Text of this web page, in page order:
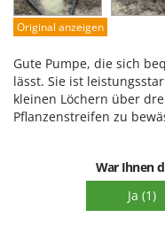
Z
Zanon
ZGrills
Zodiac
Schwierigkeitsgrad
Original anzeigen
Gute Pumpe, die sich
lässt. Sie ist
kleinen Löchern über
Pflanzenstreifen zu
War Ihnen
Ja (1)